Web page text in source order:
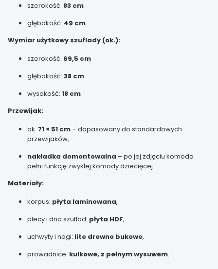
szerokość: 83 cm
głębokość: 49 cm
Wymiar użytkowy szuflady (ok.):
szerokość: 69,5 cm
głębokość: 38 cm
wysokość: 18 cm
Przewijak:
ok. 71 × 51 cm – dopasowany do standardowych
przewijaków,
nakładka demontowalna – po jej zdjęciu komoda
pełni funkcję zwykłej komody dziecięcej.
Materiały:
korpus: płyta laminowana,
plecy i dna szuflad: płyta HDF,
uchwyty i nogi: lite drewno bukowe,
prowadnice: kulkowe, z pełnym wysuwem.